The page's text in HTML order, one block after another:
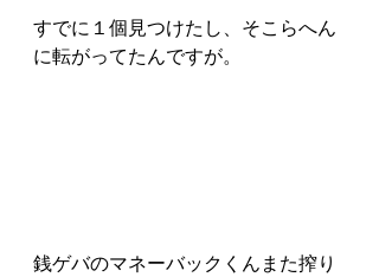
すでに１個見つけたし、そこらへん
に転がってたんですが。
銭ゲバのマネーバックくんまた搾り